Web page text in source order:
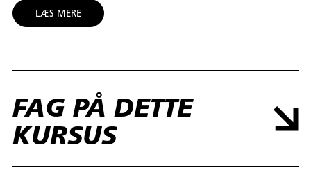
IoT-applikationer, der er relevante for elektriske
installationer (eksempelvis Kmåling af el-forbrug og
applikationer og platforme.
Indsamle enkle data fra installationerne og anvende
disse data til at forbedre anvendelsen af installationen,
fx gennem forbedret brandsikring eller bygningsdrift.
Forståelse for mulighederne ved at anvende IoT i el-
LÆS MERE
FAG PÅ DETTE
KURSUS